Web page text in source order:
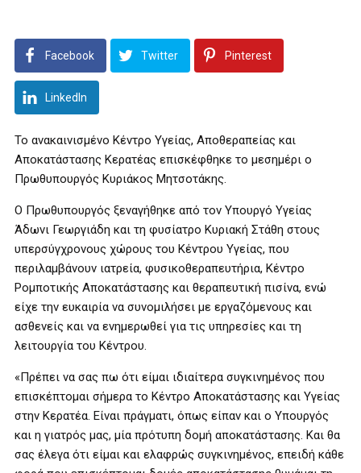
Facebook Twitter Pinterest
LinkedIn
Το ανακαινισμένο Κέντρο Υγείας, Αποθεραπείας και
Αποκατάστασης Κερατέας επισκέφθηκε το μεσημέρι ο
Πρωθυπουργός Κυριάκος Μητσοτάκης.
Ο Πρωθυπουργός ξεναγήθηκε από τον Υπουργό Υγείας
Άδωνι Γεωργιάδη και τη φυσίατρο Κυριακή Στάθη στους
υπερσύγχρονους χώρους του Κέντρου Υγείας, που
περιλαμβάνουν ιατρεία, φυσικοθεραπευτήρια, Κέντρο
Ρομποτικής Αποκατάστασης και θεραπευτική πισίνα, ενώ
είχε την ευκαιρία να συνομιλήσει με εργαζόμενους και
ασθενείς και να ενημερωθεί για τις υπηρεσίες και τη
λειτουργία του Κέντρου.
«Πρέπει να σας πω ότι είμαι ιδιαίτερα συγκινημένος που
επισκέπτομαι σήμερα το Κέντρο Αποκατάστασης και Υγείας
στην Κερατέα. Είναι πράγματι, όπως είπαν και ο Υπουργός
και η γιατρός μας, μία πρότυπη δομή αποκατάστασης. Και θα
σας έλεγα ότι είμαι και ελαφρώς συγκινημένος, επειδή κάθε